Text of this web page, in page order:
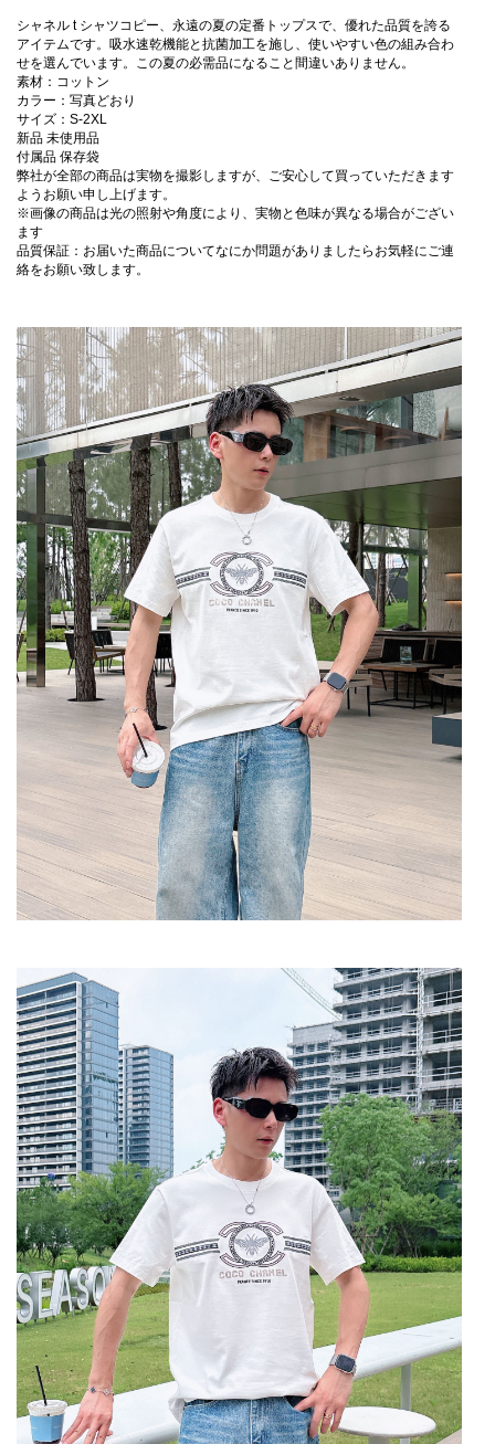
シャネル t シャツコピー、永遠の夏の定番トップスで、優れた品質を誇る
アイテムです。吸水速乾機能と抗菌加工を施し、使いやすい色の組み合わ
せを選んでいます。この夏の必需品になること間違いありません。
素材：コットン
カラー：写真どおり
サイズ：S-2XL
新品 未使用品
付属品 保存袋
弊社が全部の商品は実物を撮影しますが、ご安心して買っていただきます
ようお願い申し上げます。
※画像の商品は光の照射や角度により、実物と色味が異なる場合がござい
ます
品質保証：お届いた商品についてなにか問題がありましたらお気軽にご連
絡をお願い致します。